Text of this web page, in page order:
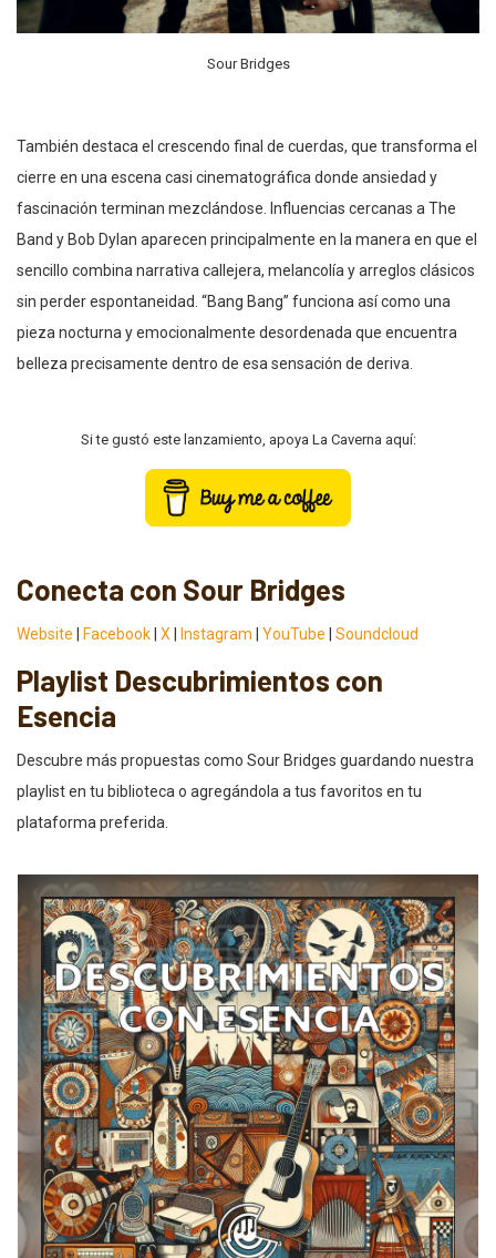
Sour Bridges
También destaca el crescendo final de cuerdas, que transforma el
cierre en una escena casi cinematográfica donde ansiedad y
fascinación terminan mezclándose. Influencias cercanas a The
Band y Bob Dylan aparecen principalmente en la manera en que el
sencillo combina narrativa callejera, melancolía y arreglos clásicos
sin perder espontaneidad. “Bang Bang” funciona así como una
pieza nocturna y emocionalmente desordenada que encuentra
belleza precisamente dentro de esa sensación de deriva.
Si te gustó este lanzamiento, apoya La Caverna aquí:
Conecta con Sour Bridges
Website Facebook X Instagram YouTube Soundcloud
Playlist Descubrimientos con
Esencia
Descubre más propuestas como Sour Bridges guardando nuestra
playlist en tu biblioteca o agregándola a tus favoritos en tu
plataforma preferida.